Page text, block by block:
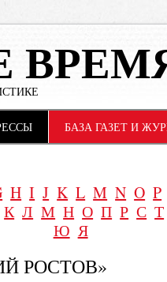
БАЗА ГАЗЕТ И
H I J K L M N O P
К Л М Н О П Р С Т
Ю Я
РОСТОВ»